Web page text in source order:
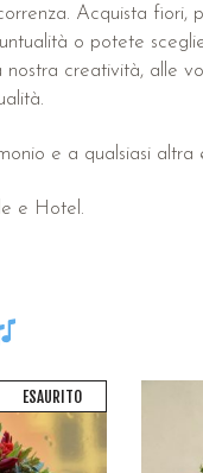
Acquista fiori,
o potete
creatività, alle
e a qualsiasi altra
e Hotel.
ESAURITO